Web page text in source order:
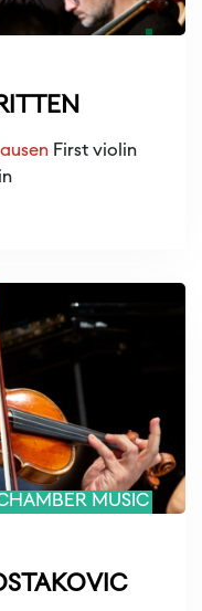
First violin
MUSIC